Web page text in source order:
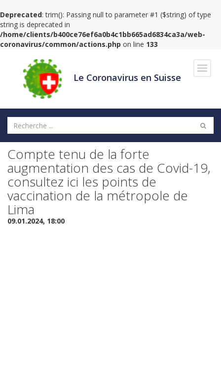
Deprecated: trim(): Passing null to parameter #1 ($string) of type
string is deprecated in
/home/clients/b400ce76ef6a0b4c1bb665ad6834ca3a/web-
coronavirus/common/actions.php on line 133
Le Coronavirus en Suisse
Compte tenu de la forte
augmentation des cas de Covid-19,
consultez ici les points de
vaccination de la métropole de
Lima
09.01.2024, 18:00